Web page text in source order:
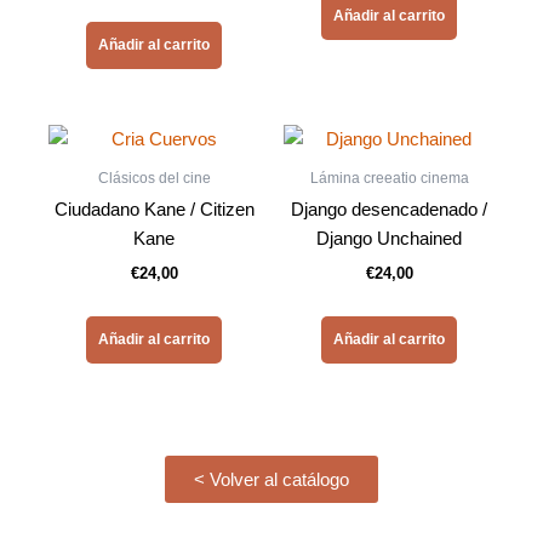
Añadir al carrito
Añadir al carrito
Clásicos del cine
Ciudadano Kane / Citizen
Kane
€24,00
Añadir al carrito
Lámina creeatio cinema
Django desencadenado /
Django Unchained
€24,00
Añadir al carrito
< Volver al catálogo